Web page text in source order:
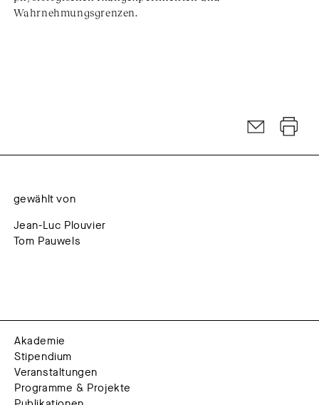
Wahrnehmungsgrenzen.
gewählt von
Jean-Luc Plouvier
Tom Pauwels
Akademie
Stipendium
Veranstaltungen
Programme & Projekte